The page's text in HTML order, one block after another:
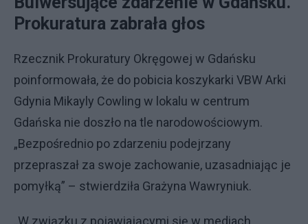
Prokuratura zabrała głos
Rzecznik Prokuratury Okręgowej w Gdańsku
poinformowała, że do pobicia koszykarki VBW Arki
Gdynia Mikayly Cowling w lokalu w centrum
Gdańska nie doszło na tle narodowościowym.
„Bezpośrednio po zdarzeniu podejrzany
przepraszał za swoje zachowanie, uzasadniając je
pomyłką” – stwierdziła Grażyna Wawryniuk.
„W związku z pojawiającymi się w mediach